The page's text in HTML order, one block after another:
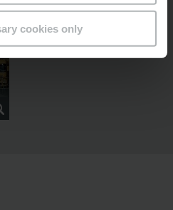
cookies only